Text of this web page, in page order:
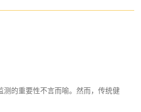
测的重要性不言而喻。然而，传统健